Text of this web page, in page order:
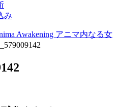
み
Awakening アニマ内なる女